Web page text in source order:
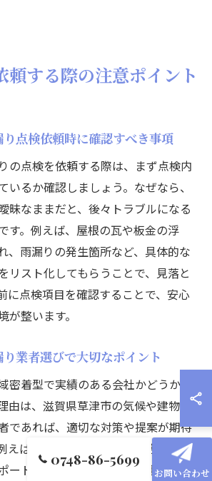
頼する際の注意ポイント
点検依頼時に確認すべき事項
の点検を依頼する際は、まず点検内
いるか確認しましょう。なぜなら、
昧なままだと、後々トラブルになる
す。例えば、屋根の瓦や板金の浮
、雨漏りの発生箇所など、具体的な
リスト化してもらうことで、見落と
に点検項目を確認することで、安心
が整います。
業者選びで大切なポイント
密着型で実績のある会社かどうかを
由は、滋賀県草津市の気候や建物の
であれば、適切な対策や提案が期待
えば、過去の施工事例や資格保有の
ート体制を確認することが重要で
0748-86-5699
お問い合わせ